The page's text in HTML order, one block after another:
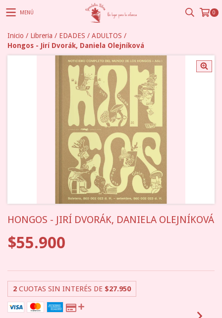
MENÚ 0
Inicio / Libreria / EDADES / ADULTOS /
Hongos - Jirí Dvorák, Daniela Olejníková
HONGOS - JIRÍ DVORÁK, DANIELA OLEJNÍKOVÁ
$55.900
2 CUOTAS SIN INTERÉS DE $27.950